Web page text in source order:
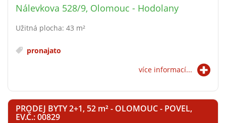
Nálevkova 528/9, Olomouc - Hodolany
Užitná plocha: 43 m²
pronajato
více informací...
PRODEJ BYTY 2+1, 52 m²- OLOMOUC - POVEL,
EV.Č.: 00829